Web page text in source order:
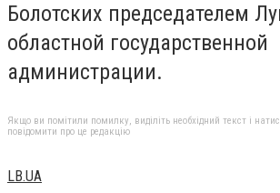
Болотских председателем
областной государственной
администрации.
Якщо ви помітили помилку, виділіть необхідний текст і
повідомити про це редакцію
LB.UA